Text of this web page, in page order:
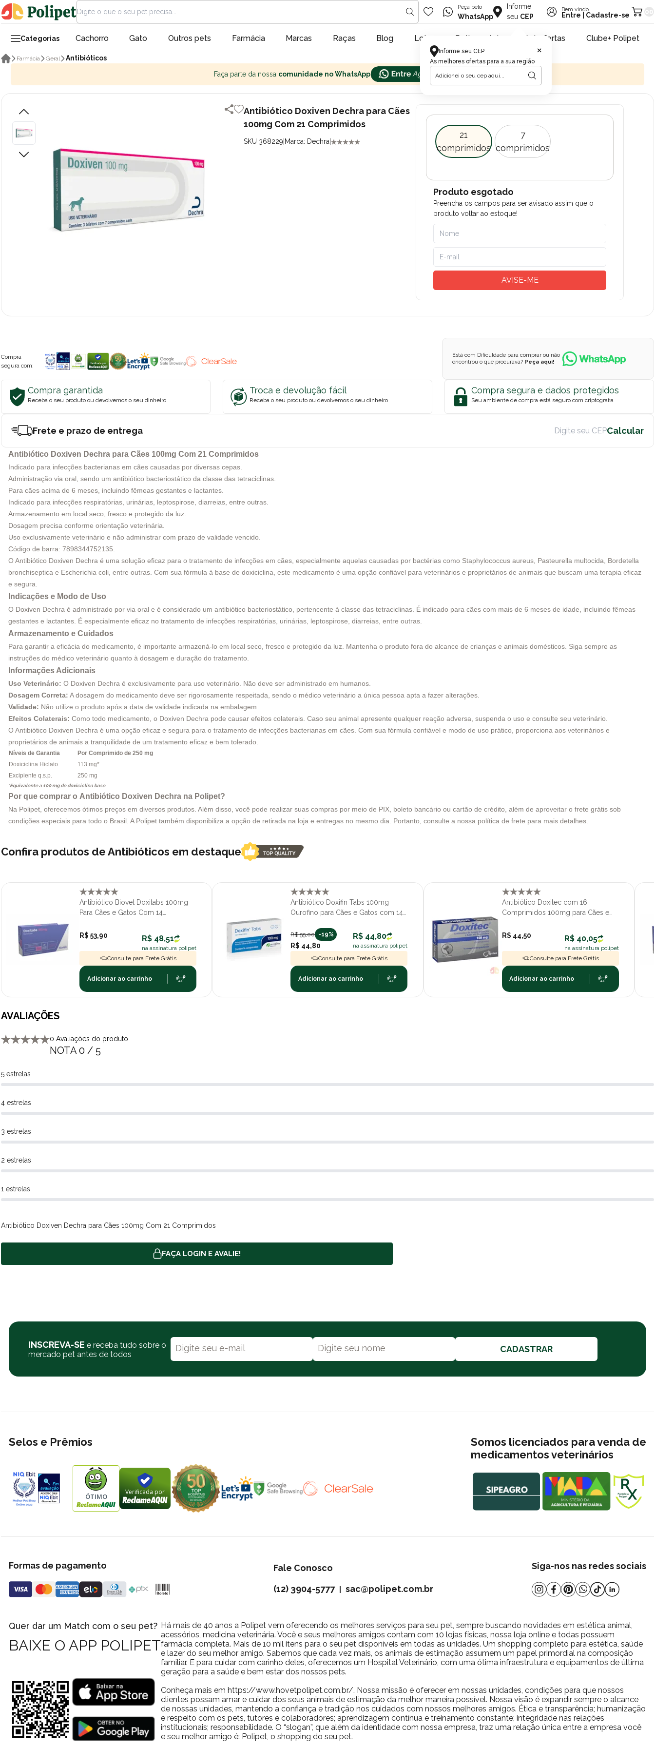
Peça pelo
WhatsApp
Informe
seu CEP
Informe seu CEP
As melhores ofertas para a sua região
×
Bem vindo
Entre Cadastre-se
Categorias Cachorro Gato Outros pets Farmácia Marcas Raças Blog Lojas Retire na loja Pet ofertas Clube+ Polipet
Faça parte da nossa comunidade no WhatsApp
Farmácia Geral Antibióticos
Antibiótico Doxiven Dechra para Cães
100mg Com 21 Comprimidos
SKU 368229 Marca: Dechra |
21
comprimidos
7
comprimidos
Produto esgotado
Preencha os campos para ser avisado assim que o
produto voltar ao estoque!
AVISE-ME
Compra
segura com:
Está com Dificuldade para comprar ou não
encontrou o que procurava? Peça aqui!
Compra garantida
Receba o seu produto ou devolvemos o seu dinheiro
Troca e devolução fácil
Receba o seu produto ou devolvemos o seu dinheiro
Compra segura e dados protegidos
Seu ambiente de compra está seguro com criptografia
Frete e prazo de entrega
Antibiótico Doxiven Dechra para Cães 100mg Com 21 Comprimidos
Indicado para infecções bacterianas em cães causadas por diversas cepas.
Administração via oral, sendo um antibiótico bacteriostático da classe das tetraciclinas.
Para cães acima de 6 meses, incluindo fêmeas gestantes e lactantes.
Indicado para infecções respiratórias, urinárias, leptospirose, diarreias, entre outras.
Armazenamento em local seco, fresco e protegido da luz.
Dosagem precisa conforme orientação veterinária.
Uso exclusivamente veterinário e não administrar com prazo de validade vencido.
Código de barra: 7898344752135.
O Antibiótico Doxiven Dechra é uma solução eficaz para o tratamento de infecções em cães, especialmente aquelas causadas por bactérias como Staphylococcus aureus, Pasteurella multocida, Bordetella
bronchiseptica e Escherichia coli, entre outras. Com sua fórmula à base de doxiciclina, este medicamento é uma opção confiável para veterinários e proprietários de animais que buscam uma terapia eficaz
e segura.
Indicações e Modo de Uso
O Doxiven Dechra é administrado por via oral e é considerado um antibiótico bacteriostático, pertencente à classe das tetraciclinas. É indicado para cães com mais de 6 meses de idade, incluindo fêmeas
gestantes e lactantes. É especialmente eficaz no tratamento de infecções respiratórias, urinárias, leptospirose, diarreias, entre outras.
Armazenamento e Cuidados
Para garantir a eficácia do medicamento, é importante armazená-lo em local seco, fresco e protegido da luz. Mantenha o produto fora do alcance de crianças e animais domésticos. Siga sempre as
instruções do médico veterinário quanto à dosagem e duração do tratamento.
Informações Adicionais
Uso Veterinário: O Doxiven Dechra é exclusivamente para uso veterinário. Não deve ser administrado em humanos.
Dosagem Correta: A dosagem do medicamento deve ser rigorosamente respeitada, sendo o médico veterinário a única pessoa apta a fazer alterações.
Validade: Não utilize o produto após a data de validade indicada na embalagem.
Efeitos Colaterais: Como todo medicamento, o Doxiven Dechra pode causar efeitos colaterais. Caso seu animal apresente qualquer reação adversa, suspenda o uso e consulte seu veterinário.
O Antibiótico Doxiven Dechra é uma opção eficaz e segura para o tratamento de infecções bacterianas em cães. Com sua fórmula confiável e modo de uso prático, proporciona aos veterinários e
proprietários de animais a tranquilidade de um tratamento eficaz e bem tolerado.
Níveis de Garantia
Por Comprimido de 250 mg
Doxiciclina Hiclato
113 mg*
Excipiente q.s.p.
250 mg
*Equivalente a 100 mg de doxiciclina base.
Por que comprar o Antibiótico Doxiven Dechra na Polipet?
Na Polipet, oferecemos ótimos preços em diversos produtos. Além disso, você pode realizar suas compras por meio de PIX, boleto bancário ou cartão de crédito, além de aproveitar o frete grátis sob
condições especiais para todo o Brasil. A Polipet também disponibiliza a opção de retirada na loja e entregas no mesmo dia. Portanto, consulte a nossa política de frete para mais detalhes.
Confira produtos de Antibióticos em destaque
Antibiótico Biovet Doxitabs 100mg
Para Cães e Gatos Com 14
R$ 53,90
R$ 48,51
na assinatura polipet
Consulte para Frete Grátis
Adicionar ao carrinho
Antibiótico Doxifin Tabs 100mg
Ourofino para Cães e Gatos com 14
R$ 55,00 -19%
R$ 44,80
R$ 44,80
na assinatura polipet
Consulte para Frete Grátis
Adicionar ao carrinho
Antibiótico Doxitec com 16
Comprimidos 100mg para Cães e
R$ 44,50
R$ 40,05
na assinatura polipet
Consulte para Frete Grátis
Adicionar ao carrinho
AVALIAÇÕES
0 Avaliações do produto
NOTA 0 / 5
5 estrelas
4 estrelas
3 estrelas
2 estrelas
1 estrelas
Antibiótico Doxiven Dechra para Cães 100mg Com 21 Comprimidos
FAÇA LOGIN E AVALIE!
INSCREVA-SE e receba tudo sobre o
mercado pet antes de todos
CADASTRAR
Selos e Prêmios
ÓTIMO Verificada por
Somos licenciados para venda de
medicamentos veterinários
Formas de pagamento Fale Conosco
(12) 3904-5777| sac@polipet.com.br
Siga-nos nas redes sociais
Quer dar um Match com o seu pet?
BAIXE O APP POLIPET
Há mais de 40 anos a Polipet vem oferecendo os melhores serviços para seu pet, sempre buscando novidades em estética animal,
acessórios, medicina veterinária. Você e seus melhores amigos contam com 10 lojas físicas, nossa loja online e todas possuem
farmácia completa. Mais de 10 mil itens para o seu pet disponíveis em todas as unidades. Um shopping completo para estética, saúde
e lazer do seu melhor amigo. Sabemos que cada vez mais, os animais de estimação assumem um papel primordial na composição
familiar. E para cuidar com carinho deles, oferecemos um Hospital Veterinário, com uma ótima infraestrutura e equipamentos de última
geração para a saúde e bem estar dos nossos pets.
Conheça mais em https://www.hovetpolipet.com.br/. Nossa missão é oferecer em nossas unidades, condições para que nossos
clientes possam amar e cuidar dos seus animais de estimação da melhor maneira possível. Nossa visão é expandir sempre o alcance
de nossas unidades, mantendo a confiança e tradição nos cuidados com nossos melhores amigos. Ética e transparência; humanização
e respeito com os pets, tutores e colaboradores; aprendizagem contínua e treinamento constante; integridade nas relações
institucionais; responsabilidade. O “slogan”, que além da identidade com nossa empresa, traz uma relação única entre a empresa você
e seu melhor amigo é: Polipet, o shopping do seu pet.